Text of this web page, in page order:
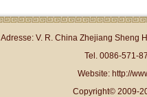
Adresse: V. R. China Zhejiang Sheng
Tel. 0086-571-
Website: http://
Copyright© 2009-